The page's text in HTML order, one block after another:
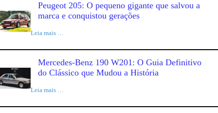
Peugeot 205: O pequeno gigante que salvou a
marca e conquistou gerações
Leia mais …
Mercedes-Benz 190 W201: O Guia Definitivo
do Clássico que Mudou a História
Leia mais …